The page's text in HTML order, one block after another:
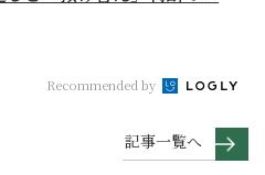
Recommended by
記事一覧へ